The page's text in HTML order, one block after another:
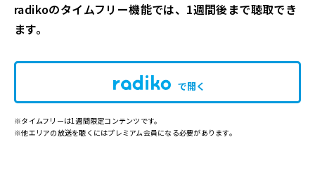
radikoのタイムフリー機能では、1週間後まで聴取でき
ます。
で開く
※タイムフリーは1週間限定コンテンツです。
※他エリアの放送を聴くにはプレミアム会員になる必要があります。